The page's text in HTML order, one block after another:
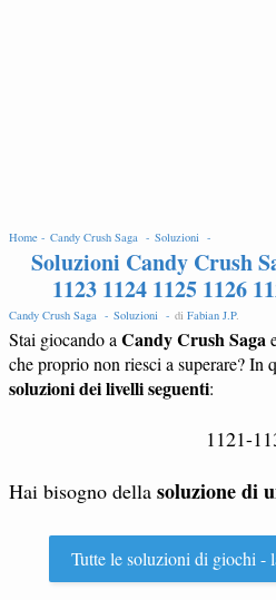
Home - Candy Crush Saga - Soluzioni -
Soluzioni Candy Crush
1123 1124 1125 1126
Candy Crush Saga - Soluzioni - di Fabian J.P.
Stai giocando a Candy Crush Saga
che proprio non riesci a superare? In
soluzioni dei livelli seguenti:
1121-
Hai bisogno della soluzione di
Tutte le soluzioni di giochi -